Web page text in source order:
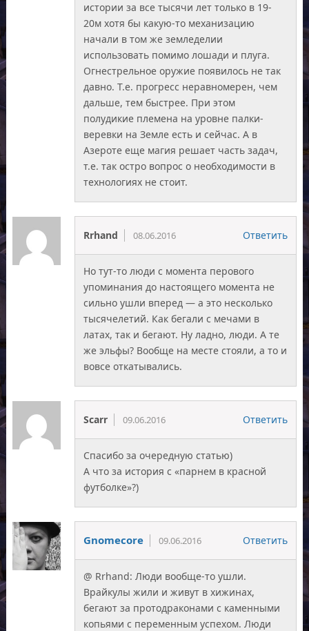
истории за все тысячи лет только в 19-
20м хотя бы какую-то механизацию
начали в том же земледелии
использовать помимо лошади и плуга.
Огнестрельное оружие появилось не так
давно. Т.е. прогресс неравномерен, чем
дальше, тем быстрее. При этом
полудикие племена на уровне палки-
веревки на Земле есть и сейчас. А в
Азероте еще магия решает часть задач,
т.е. так остро вопрос о необходимости в
технологиях не стоит.
Rrhand 08.06.2016 Ответить
Но тут-то люди с момента перового
упоминания до настоящего момента не
сильно ушли вперед — а это несколько
тысячелетий. Как бегали с мечами в
латах, так и бегают. Ну ладно, люди. А те
же эльфы? Вообще на месте стояли, а то и
вовсе откатывались.
Scarr 09.06.2016 Ответить
Спасибо за очередную статью)
А что за история с «парнем в красной
футболке»?)
Gnomecore 09.06.2016 Ответить
@ Rrhand: Люди вообще-то ушли.
Врайкулы жили и живут в хижинах,
бегают за протодраконами с каменными
копьями с переменным успехом. Люди